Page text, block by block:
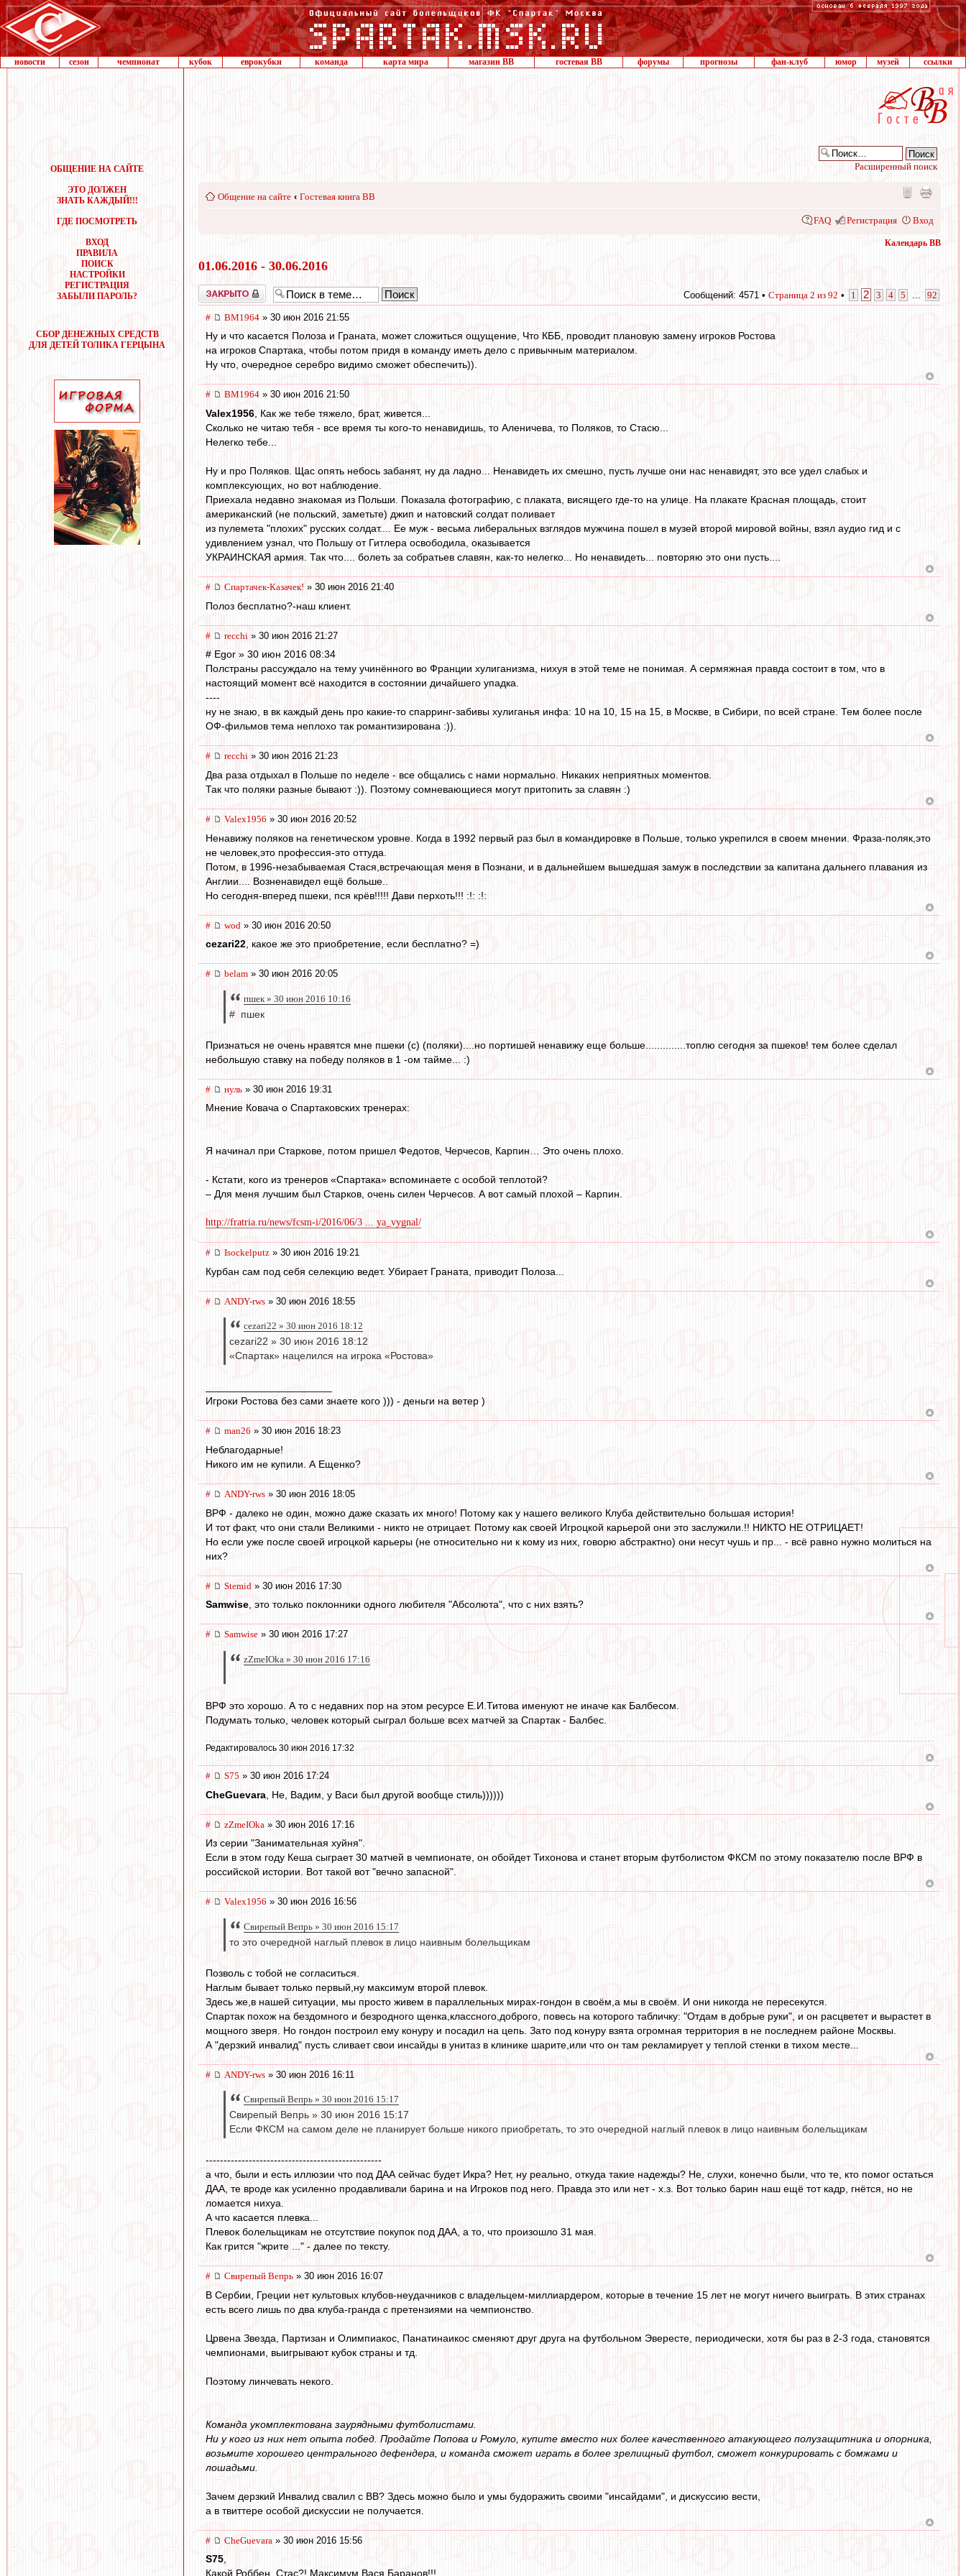
новости сезон чемпионат кубок еврокубки команда карта мира магазин ВВ гостевая ВВ форумы прогнозы фан-клуб юмор музей ссылки
ОБЩЕНИЕ НА САЙТЕ
ЭТО ДОЛЖЕН
ЗНАТЬ КАЖДЫЙ!!!
ГДЕ ПОСМОТРЕТЬ
ВХОД
ПРАВИЛА
ПОИСК
НАСТРОЙКИ
РЕГИСТРАЦИЯ
ЗАБЫЛИ ПАРОЛЬ?
СБОР ДЕНЕЖНЫХ СРЕДСТВ
ДЛЯ ДЕТЕЙ ТОЛИКА ГЕРЦЫНА
Расширенный поиск
Общение на сайте ‹ Гостевая книга ВВ
FAQ Регистрация Вход
Календарь ВВ
01.06.2016 - 30.06.2016
Закрыто Сообщений: 4571 • Страница 2 из 92 • 1 2 3 4 5 92
# BM1964 » 30 июн 2016 21:55
Ну и что касается Полоза и Граната, может сложиться ощущение, Что КББ, проводит плановую замену игроков Ростова
на игроков Спартака, чтобы потом придя в команду иметь дело с привычным материалом.
Ну что, очередное серебро видимо сможет обеспечить)).
# BM1964 » 30 июн 2016 21:50
Valex1956 , Как же тебе тяжело, брат, живется...
Сколько не читаю тебя - все время ты кого-то ненавидишь, то Аленичева, то Поляков, то Стасю...
Нелегко тебе...
Ну и про Поляков. Щас опять небось забанят, ну да ладно... Ненавидеть их смешно, пусть лучше они нас ненавидят, это все удел слабых и
комплексующих, но вот наблюдение.
Приехала недавно знакомая из Польши. Показала фотографию, с плаката, висящего где-то на улице. На плакате Красная площадь, стоит
американский (не польский, заметьте) джип и натовский солдат поливает
из пулемета "плохих" русских солдат.... Ее муж - весьма либеральных взглядов мужчина пошел в музей второй мировой войны, взял аудио гид и с
удивлением узнал, что Польшу от Гитлера освободила, оказывается
УКРАИНСКАЯ армия. Так что.... болеть за собратьев славян, как-то нелегко... Но ненавидеть... повторяю это они пусть....
# Спартачек-Казачек! » 30 июн 2016 21:40
Полоз бесплатно?-наш клиент.
# recchi » 30 июн 2016 21:27
# Egor » 30 июн 2016 08:34
Полстраны рассуждало на тему учинённого во Франции хулиганизма, нихуя в этой теме не понимая. А сермяжная правда состоит в том, что в
настоящий момент всё находится в состоянии дичайшего упадка.
----
ну не знаю, в вк каждый день про какие-то спарринг-забивы хулиганья инфа: 10 на 10, 15 на 15, в Москве, в Сибири, по всей стране. Тем более после
ОФ-фильмов тема неплохо так романтизирована :)).
# recchi » 30 июн 2016 21:23
Два раза отдыхал в Польше по неделе - все общались с нами нормально. Никаких неприятных моментов.
Так что поляки разные бывают :)). Поэтому сомневающиеся могут притопить за славян :)
# Valex1956 » 30 июн 2016 20:52
Ненавижу поляков на генетическом уровне. Когда в 1992 первый раз был в командировке в Польше, только укрепился в своем мнении. Фраза-поляк,это
не человек,это профессия-это оттуда.
Потом, в 1996-незабываемая Стася,встречающая меня в Познани, и в дальнейшем вышедшая замуж в последствии за капитана дальнего плавания из
Англии.... Возненавидел ещё больше..
Но сегодня-вперед пшеки, пся крёв!!!!! Дави перхоть!!! :!: :!:
# wod » 30 июн 2016 20:50
cezari22 , какое же это приобретение, если бесплатно? =)
# belam » 30 июн 2016 20:05
пшек » 30 июн 2016 10:16
# пшек
Признаться не очень нравятся мне пшеки (с) (поляки)....но портишей ненавижу еще больше..............топлю сегодня за пшеков! тем более сделал
небольшую ставку на победу поляков в 1 -ом тайме... :)
# нуль » 30 июн 2016 19:31
Мнение Ковача о Спартаковских тренерах:
Я начинал при Старкове, потом пришел Федотов, Черчесов, Карпин… Это очень плохо.
- Кстати, кого из тренеров «Спартака» вспоминаете с особой теплотой?
– Для меня лучшим был Старков, очень силен Черчесов. А вот самый плохой – Карпин.
http://fratria.ru/news/fcsm-i/2016/06/3 ... ya_vygnal/
# Isockelputz » 30 июн 2016 19:21
Курбан сам под себя селекцию ведет. Убирает Граната, приводит Полоза...
# ANDY-rws » 30 июн 2016 18:55
cezari22 » 30 июн 2016 18:12
cezari22 » 30 июн 2016 18:12
«Спартак» нацелился на игрока «Ростова»
Игроки Ростова без сами знаете кого ))) - деньги на ветер )
# man26 » 30 июн 2016 18:23
Неблагодарные!
Никого им не купили. А Ещенко?
# ANDY-rws » 30 июн 2016 18:05
ВРФ - далеко не один, можно даже сказать их много! Потому как у нашего великого Клуба действительно большая история!
И тот факт, что они стали Великими - никто не отрицает. Потому как своей Игроцкой карьерой они это заслужили.!! НИКТО НЕ ОТРИЦАЕТ!
Но если уже после своей игроцкой карьеры (не относительно ни к кому из них, говорю абстрактно) они несут чушь и пр... - всё равно нужно молиться на
них?
# Stemid » 30 июн 2016 17:30
Samwise , это только поклонники одного любителя "Абсолюта", что с них взять?
# Samwise » 30 июн 2016 17:27
zZmeIOka » 30 июн 2016 17:16
ВРФ это хорошо. А то с недавних пор на этом ресурсе Е.И.Титова именуют не иначе как Балбесом.
Подумать только, человек который сыграл больше всех матчей за Спартак - Балбес.
Редактировалось 30 июн 2016 17:32
# S75 » 30 июн 2016 17:24
CheGuevara , Не, Вадим, у Васи был другой вообще стиль))))))
# zZmeIOka » 30 июн 2016 17:16
Из серии "Занимательная хуйня".
Если в этом году Кеша сыграет 30 матчей в чемпионате, он обойдет Тихонова и станет вторым футболистом ФКСМ по этому показателю после ВРФ в
российской истории. Вот такой вот "вечно запасной".
# Valex1956 » 30 июн 2016 16:56
Свирепый Вепрь » 30 июн 2016 15:17
то это очередной наглый плевок в лицо наивным болельщикам
Позволь с тобой не согласиться.
Наглым бывает только первый,ну максимум второй плевок.
Здесь же,в нашей ситуации, мы просто живем в параллельных мирах-гондон в своём,а мы в своём. И они никогда не пересекутся.
Спартак похож на бездомного и безродного щенка,классного,доброго, повесь на которого табличку: "Отдам в добрые руки", и он расцветет и вырастет в
мощного зверя. Но гондон построил ему конуру и посадил на цепь. Зато под конуру взята огромная территория в не последнем районе Москвы.
А "дерзкий инвалид" пусть сливает свои инсайды в унитаз в клинике шарите,или что он там рекламирует у теплой стенки в тихом месте...
# ANDY-rws » 30 июн 2016 16:11
Свирепый Вепрь » 30 июн 2016 15:17
Свирепый Вепрь » 30 июн 2016 15:17
Если ФКСМ на самом деле не планирует больше никого приобретать, то это очередной наглый плевок в лицо наивным болельщикам
-------------------------------------------------
а что, были и есть иллюзии что под ДАА сейчас будет Икра? Нет, ну реально, откуда такие надежды? Не, слухи, конечно были, что те, кто помог остаться
ДАА, те вроде как усиленно продавливали барина и на Игроков под него. Правда это или нет - х.з. Вот только барин наш ещё тот кадр, гнётся, но не
ломается нихуа.
А что касается плевка...
Плевок болельщикам не отсутствие покупок под ДАА, а то, что произошло 31 мая.
Как грится "жрите ..." - далее по тексту.
# Свирепый Вепрь » 30 июн 2016 16:07
В Сербии, Греции нет культовых клубов-неудачников с владельцем-миллиардером, которые в течение 15 лет не могут ничего выиграть. В этих странах
есть всего лишь по два клуба-гранда с претензиями на чемпионство.
Црвена Звезда, Партизан и Олимпиакос, Панатинаикос сменяют друг друга на футбольном Эвересте, периодически, хотя бы раз в 2-3 года, становятся
чемпионами, выигрывают кубок страны и тд.
Поэтому линчевать некого.
Команда укомплектована заурядными футболистами.
Ни у кого из них нет опыта побед. Продайте Попова и Ромуло, купите вместо них более качественного атакующего полузащитника и опорника,
возьмите хорошего центрального дефендера, и команда сможет играть в более зрелищный футбол, сможет конкурировать с бомжами и
лошадьми.
Зачем дерзкий Инвалид свалил с ВВ? Здесь можно было и умы будоражить своими "инсайдами", и дискуссию вести,
а в твиттере особой дискуссии не получается.
# CheGuevara » 30 июн 2016 15:56
S75,
Какой Роббен, Стас?! Максимум Вася Баранов!!!